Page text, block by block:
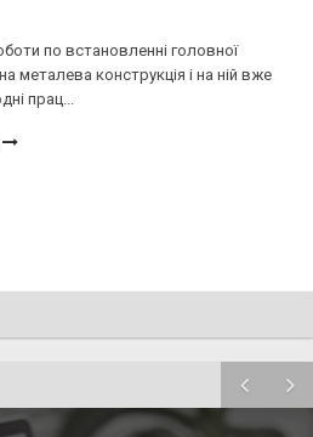
по встановленні головної
металева конструкція і на ній вже
прац...